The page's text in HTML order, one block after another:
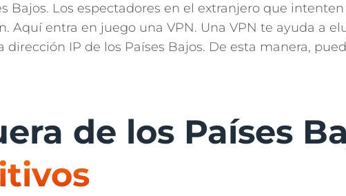
Bajos. Los espectadores en el extranjero que
Aquí entra en juego una VPN. Una VPN te ayuda a
IP de los Países Bajos. De esta manera,
de los Países